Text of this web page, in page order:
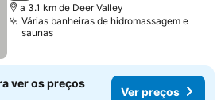
a 3.1 km de Deer Valley
Várias banheiras de hidromassagem e
saunas
ver os preços
Ver preços